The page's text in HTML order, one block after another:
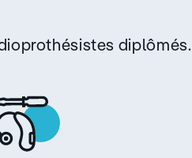
diplômés.